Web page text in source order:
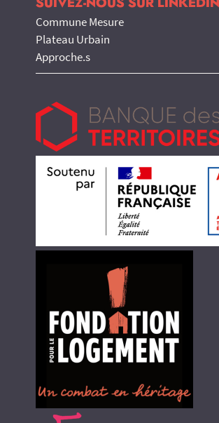
SUIVEZ-NOUS SUR LINKEDIN
Commune Mesure
Plateau Urbain
Approche.s